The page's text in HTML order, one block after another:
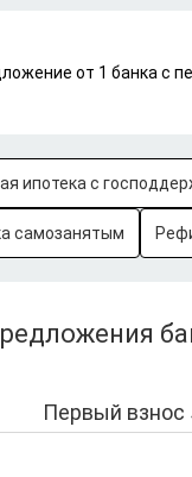
от 1 банка с
ипотека с
самозанятым
Первый взнос